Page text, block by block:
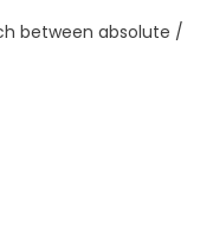
between absolute /